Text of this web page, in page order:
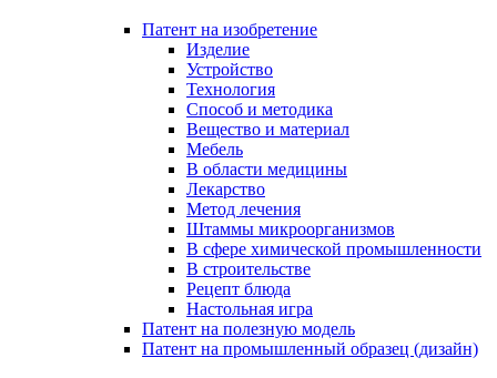
Патент на изобретение
Изделие
Устройство
Технология
Способ и методика
Вещество и материал
Мебель
В области медицины
Лекарство
Метод лечения
Штаммы микроорганизмов
В сфере химической промышленности
В строительстве
Рецепт блюда
Настольная игра
Патент на полезную модель
Патент на промышленный образец (дизайн)